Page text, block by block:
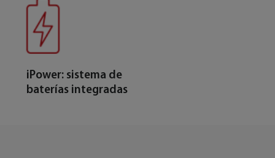
iPower: sistema de
baterías integradas